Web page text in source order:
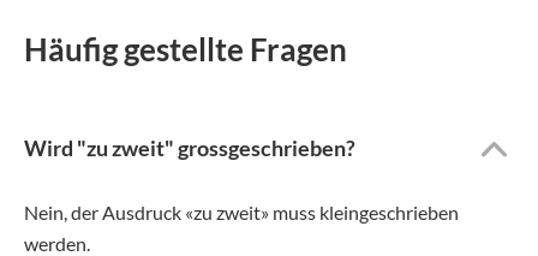
Häufig gestellte Fragen
Wird "zu zweit" grossgeschrieben?
Nein, der Ausdruck «zu zweit» muss kleingeschrieben
werden.